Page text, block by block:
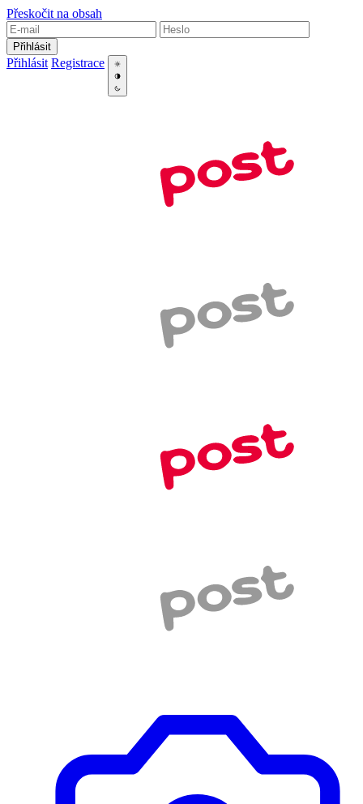
Přeskočit na obsah
Přihlásit
Přihlásit Registrace